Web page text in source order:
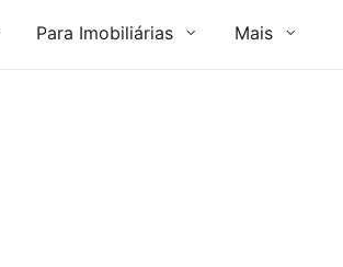
Para Imobiliárias Mais